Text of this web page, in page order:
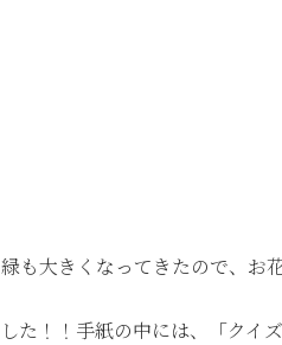
も大きくなってきたので、お
た！！手紙の中には、「クイ